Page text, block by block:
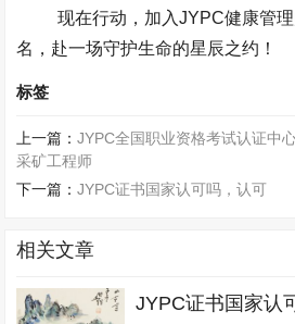
现在行动，加入JYPC健康管
名，赴一场守护生命的星辰之约！
标签
上一篇：JYPC全国职业资格考试认证中
采矿工程师
下一篇：JYPC证书国家认可吗，认可
相关文章
JYPC证书国家认